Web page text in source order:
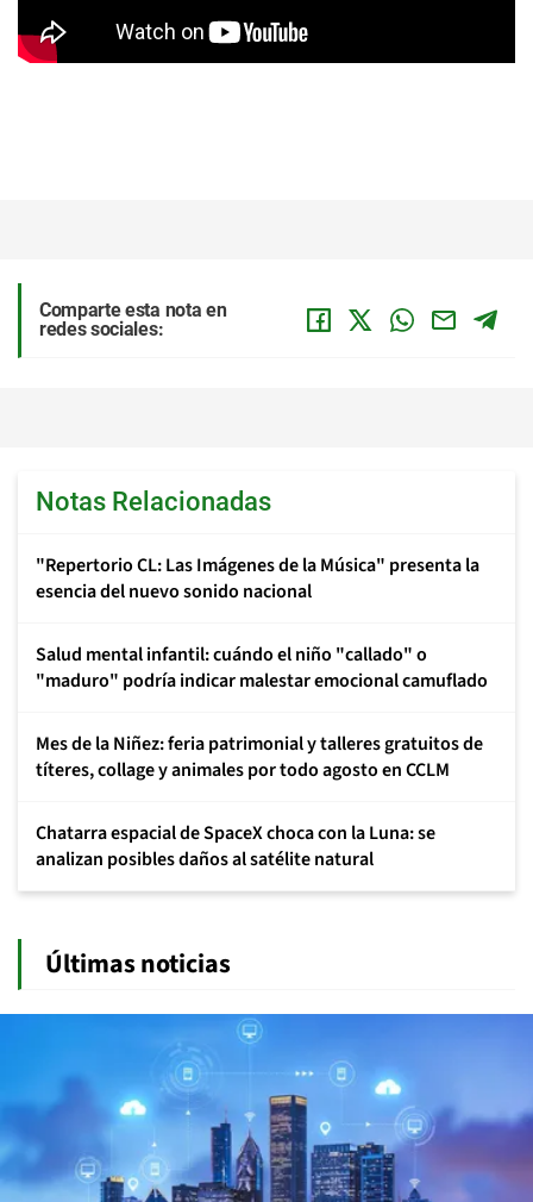
Comparte esta nota en
redes sociales:
Notas Relacionadas
"Repertorio CL: Las Imágenes de la Música" presenta la
esencia del nuevo sonido nacional
Salud mental infantil: cuándo el niño "callado" o
"maduro" podría indicar malestar emocional camuflado
Mes de la Niñez: feria patrimonial y talleres gratuitos de
títeres, collage y animales por todo agosto en CCLM
Chatarra espacial de SpaceX choca con la Luna: se
analizan posibles daños al satélite natural
Últimas noticias